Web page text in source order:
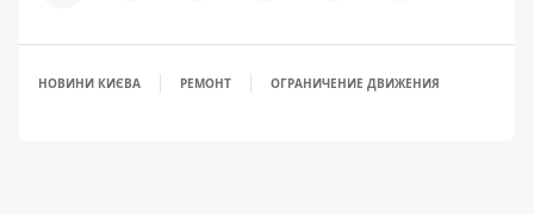
НОВИНИ КИЄВА РЕМОНТ ОГРАНИЧЕНИЕ ДВИЖЕНИЯ